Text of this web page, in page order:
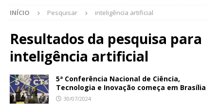
INÍCIO Pesquisar inteligência artificial
Resultados da pesquisa para
inteligência artificial
5ª Conferência Nacional de Ciência,
Tecnologia e Inovação começa em Brasília
30/07/2024